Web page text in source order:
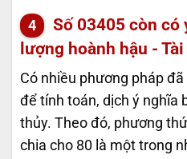
Số 03405 còn có
lượng hoành hậu -
Có nhiều phương pháp
để tính toán, dịch ý nghĩa
thủy. Theo đó, phương
chia cho 80 là một trong